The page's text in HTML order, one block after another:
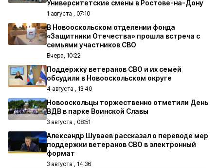
Университетские смены в Ростове-на-Дону
1 августа , 07:10
В Новооскольском отделении фонда
«Защитники Отечества» прошла встреча с
семьями участников СВО
Вчера, 10:22
Поддержку ветеранов СВО и их семей
обсудили в Новооскольском округе
4 августа , 13:40
Новооскольцы торжественно отметили День
ВДВ в парке Воинской Славы
3 августа , 08:51
Александр Шуваев рассказал о переводе мер
поддержки ветеранов СВО в электронный
формат
3 августа , 14:36